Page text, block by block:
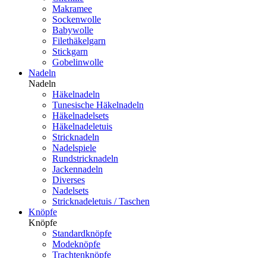
Makramee
Sockenwolle
Babywolle
Filethäkelgarn
Stickgarn
Gobelinwolle
Nadeln
Nadeln
Häkelnadeln
Tunesische Häkelnadeln
Häkelnadelsets
Häkelnadeletuis
Stricknadeln
Nadelspiele
Rundstricknadeln
Jackennadeln
Diverses
Nadelsets
Stricknadeletuis / Taschen
Knöpfe
Knöpfe
Standardknöpfe
Modeknöpfe
Trachtenknöpfe